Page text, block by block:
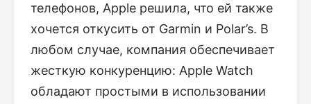
телефонов, Apple решила, что ей также
хочется откусить от Garmin и Polar’s. В
любом случае, компания обеспечивает
жесткую конкуренцию: Apple Watch
обладают простыми в использовании